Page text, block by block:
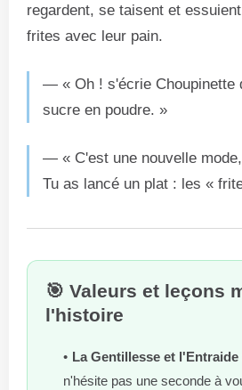
regardent, se taisent et
frites avec leur pain.
— « Oh ! s'écrie Choupinette
sucre en poudre. »
— « C'est une nouvelle
Tu as lancé un plat : les «
🎯 Valeurs et leçons
l'histoire
La Gentillesse et l'Entraide
n'hésite pas une seconde à